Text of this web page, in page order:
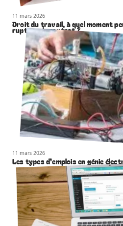
11 mars 2026
Droit du travail, à quel moment
rupture de contrat ?
11 mars 2026
Les types d’emplois en génie